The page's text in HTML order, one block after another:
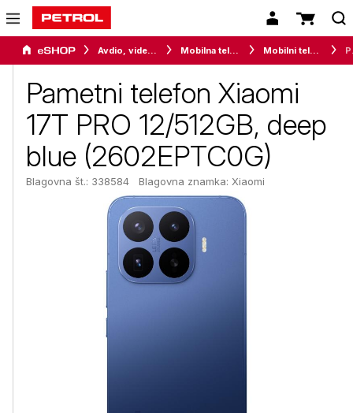
Avdio, video in telefonija Mobilna telefonija Mobilni telefoni
Pametni telefon Xiaomi
17T PRO 12/512GB, deep
blue (2602EPTC0G)
Blagovna št.: 338584 Blagovna znamka: Xiaomi